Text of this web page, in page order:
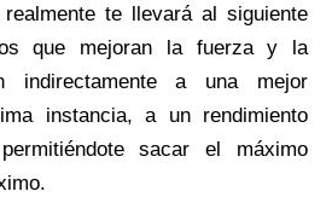
te llevará al siguiente
que mejoran la fuerza y la
indirectamente a una mejor
instancia, a un rendimiento
sacar el máximo